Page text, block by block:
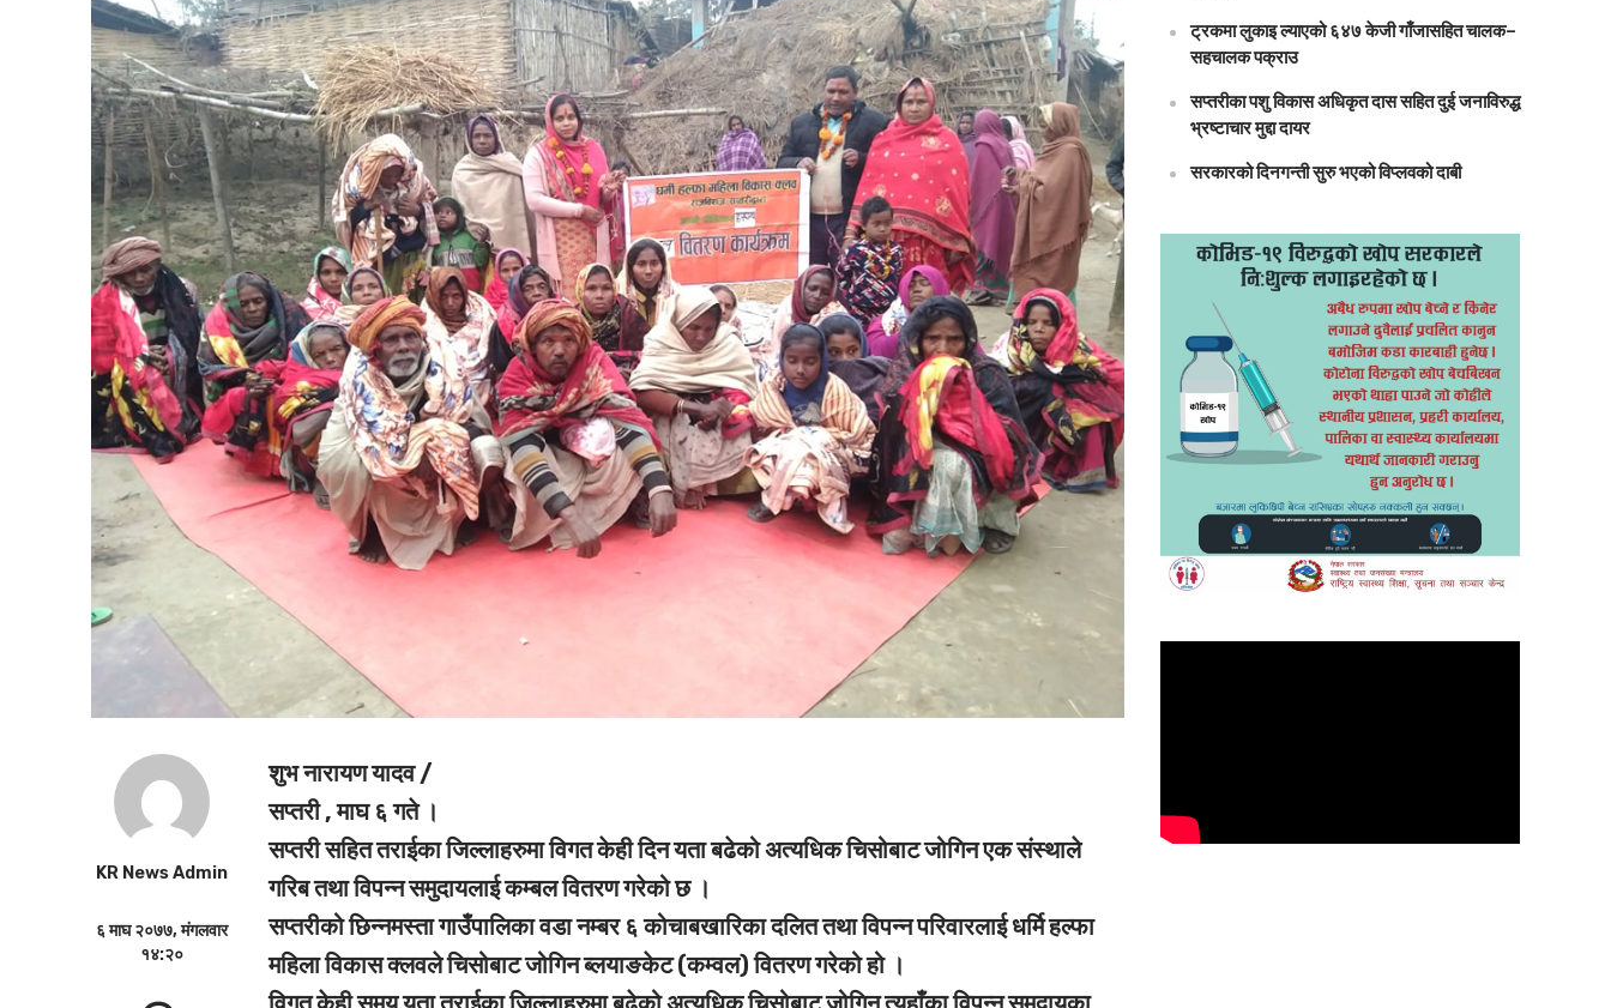
KR News Admin
६ माघ २०७७, मंगलवार
१४:२०
शुभ नारायण यादव /
सप्तरी , माघ ६ गते ।
सप्तरी सहित तराईका जिल्लाहरुमा विगत केही दिन यता बढेको अत्यधिक चिसोबाट जोगिन एक संस्थाले
गरिब तथा विपन्न समुदायलाई कम्बल वितरण गरेको छ ।
सप्तरीको छिन्नमस्ता गाउँपालिका वडा नम्बर ६ कोचाबखारिका दलित तथा विपन्न परिवारलाई धर्मि हल्फा
महिला विकास क्लवले चिसोबाट जोगिन ब्लयाङकेट (कम्वल) वितरण गरेको हो ।
ट्रकमा लुकाइ ल्याएको ६४७ केजी गाँजासहित चालक–
सहचालक पक्राउ
सप्तरीका पशु विकास अधिकृत दास सहित दुई जनाविरुद्ध
भ्रष्टाचार मुद्दा दायर
सरकारको दिनगन्ती सुरु भएको विप्लवको दाबी